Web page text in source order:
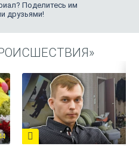
Поделитесь им
друзьями!